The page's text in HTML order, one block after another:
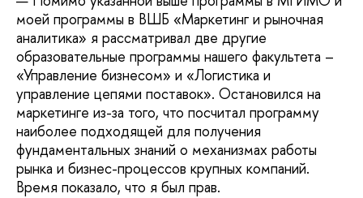
моей программы в ВШБ «Маркетинг и рыночная
аналитика» я рассматривал две другие
образовательные программы нашего факультета –
«Управление бизнесом» и «Логистика и
управление цепями поставок». Остановился на
маркетинге из-за того, что посчитал программу
наиболее подходящей для получения
фундаментальных знаний о механизмах работы
рынка и бизнес-процессов крупных компаний.
Время показало, что я был прав.